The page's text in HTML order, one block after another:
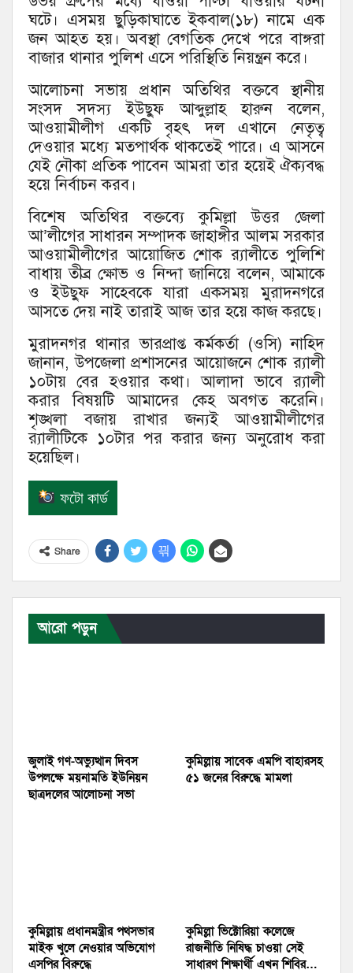
ঘটে। এসময় ছুড়িকাঘাতে ইকবাল(১৮) নামে এক
জন আহত হয়। অবস্থা বেগতিক দেখে পরে বাঙ্গরা
বাজার থানার পুলিশ এসে পরিস্থিতি নিয়ন্ত্রন করে।
আলোচনা সভায় প্রধান অতিথির বক্তবে স্থানীয়
সংসদ সদস্য ইউছুফ আব্দুল্লাহ হারুন বলেন,
আওয়ামীলীগ একটি বৃহৎ দল এখানে নেতৃত্ব
দেওয়ার মধ্যে মতপার্থক থাকতেই পারে। এ আসনে
যেই নৌকা প্রতিক পাবেন আমরা তার হয়েই ঐক্যবদ্ধ
হয়ে নির্বাচন করব।
বিশেষ অতিথির বক্তব্যে কুমিল্লা উত্তর জেলা
আ’লীগের সাধারন সম্পাদক জাহাঙ্গীর আলম সরকার
আওয়ামীলীগের আয়োজিত শোক র‌্যালীতে পুলিশি
বাধায় তীব্র ক্ষোভ ও নিন্দা জানিয়ে বলেন, আমাকে
ও ইউছুফ সাহেবকে যারা একসময় মুরাদনগরে
আসতে দেয় নাই তারাই আজ তার হয়ে কাজ করছে।
মুরাদনগর থানার ভারপ্রাপ্ত কর্মকর্তা (ওসি) নাহিদ
জানান, উপজেলা প্রশাসনের আয়োজনে শোক র‌্যালী
১০টায় বের হওয়ার কথা। আলাদা ভাবে র‌্যালী
করার বিষয়টি আমাদের কেহ অবগত করেনি।
শৃঙ্খলা বজায় রাখার জন্যই আওয়ামীলীগের
র‌্যালীটিকে ১০টার পর করার জন্য অনুরোধ করা
হয়েছিল।
ফটো কার্ড
Share
আরো পড়ুন
জুলাই গণ-অভ্যুত্থান দিবস
উপলক্ষে ময়নামতি ইউনিয়ন
ছাত্রদলের আলোচনা সভা
কুমিল্লায় সাবেক এমপি বাহারসহ
৫১ জনের বিরুদ্ধে মামলা
কুমিল্লায় প্রধানমন্ত্রীর পথসভার
মাইক খুলে নেওয়ার অভিযোগ
এসপির বিরুদ্ধে
কুমিল্লা ভিক্টোরিয়া কলেজে
রাজনীতি নিষিদ্ধ চাওয়া সেই
সাধারণ শিক্ষার্থী এখন শিবির…